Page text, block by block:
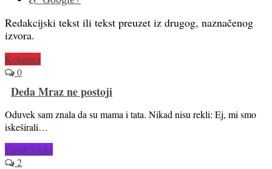
Redakcijski tekst ili tekst preuzet iz drugog, naznačenog
izvora.
Kolumna
0
Deda Mraz ne postoji
Oduvek sam znala da su mama i tata. Nikad nisu rekli: Ej, mi smo
iskeširali…
Tips&Tricks
2